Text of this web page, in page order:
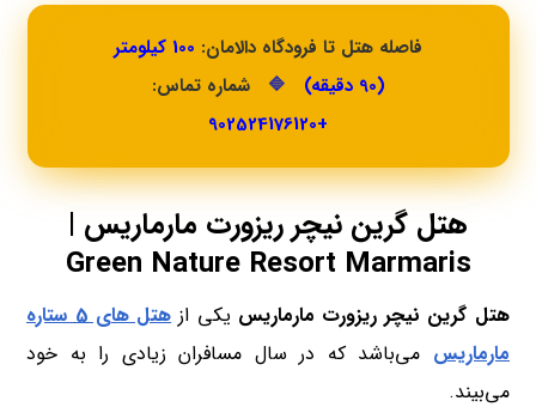
فاصله هتل تا فرودگاه دالامان:
100 کیلومتر
(90 دقیقه)
🔷شماره تماس:
+902524176120
هتل گرین نیچر ریزورت مارماریس |
Green Nature Resort Marmaris
هتل گرین نیچر ریزورت مارماریس یکی ازهتل های 5 ستاره
مارماریس می‌باشد که در سال مسافران زیادی را به خود
می‌بیند.